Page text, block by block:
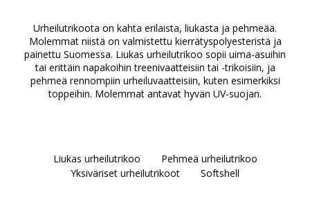
Urheilutrikoota on kahta erilaista, liukasta ja pehmeää.
Molemmat niistä on valmistettu kierrätyspolyesteristä ja
painettu Suomessa. Liukas urheilutrikoo sopii uima-asuihin
tai erittäin napakoihin treenivaatteisiin tai -trikoisiin, ja
pehmeä rennompiin urheiluvaatteisiin, kuten esimerkiksi
toppeihin. Molemmat antavat hyvän UV-suojan.
Liukas urheilutrikoo
Pehmeä urheilutrikoo
Yksiväriset urheilutrikoot
Softshell